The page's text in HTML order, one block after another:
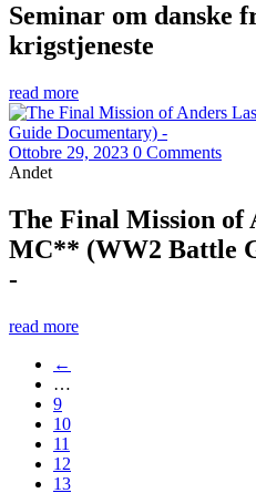
Seminar om danske
krigstjeneste
read more
Ottobre 29, 2023 0 Comments
Andet
The Final Mission of
MC** (WW2 Battle
-
read more
←
…
9
10
11
12
13